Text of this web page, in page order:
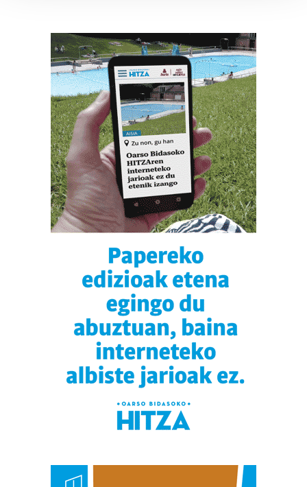
teknologia erabiliz, cookieak adibidez, iragarki eta eduki
pertsonalizatuak eskaintzeko, iragarkiak eta edukia
neurtzeko, jendeari buruzko informazioa biltzeko eta
produktuak garatzeko. Zure datuak nork eta zertarako
erabiltzen dituen hauta dezakezu.
Bazkide batzuek ez dizute baimenik eskatzen, eta beren
interes komertzial legitimoetan babesten dira. Ikusi gure
bazkideen zerrenda, beren ustez zein helburutarako
duten interes legitimoa eta horren aurka nola egin
dezakezun ikusteko.
Lortu zure datu pertsonalak prozesatzeko moduari
buruzko informazio gehiago eta ezarri zure lehentasunak
datuen atalean. Edozein unetan alda edo ken dezakezu
zure baimena Cookieen adierazpenean.
Webgune honek cookie propioak eta hirugarrenen cookie-
fitxategiak erabiltzen ditu. Zure esperientzia eta
zerbitzuak hobetzeko asmoz, cookie teknologiaz
baliatzen gara. Ohar hau onartuz gero, teknologia hori
erabiltzeko baimen esplizitua ematen diguzu.Gehiago